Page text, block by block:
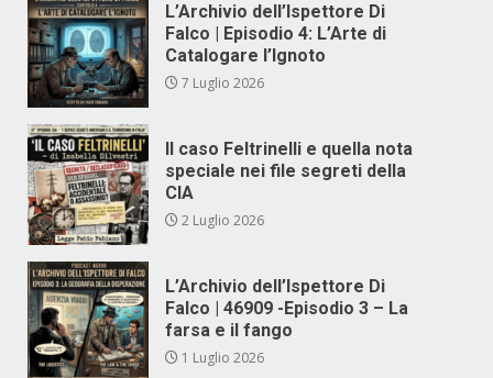
L’Archivio dell’Ispettore Di
Falco | Episodio 4: L’Arte di
Catalogare l’Ignoto
7 Luglio 2026
Il caso Feltrinelli e quella nota
speciale nei file segreti della
CIA
2 Luglio 2026
L’Archivio dell’Ispettore Di
Falco | 46909 -Episodio 3 – La
farsa e il fango
1 Luglio 2026